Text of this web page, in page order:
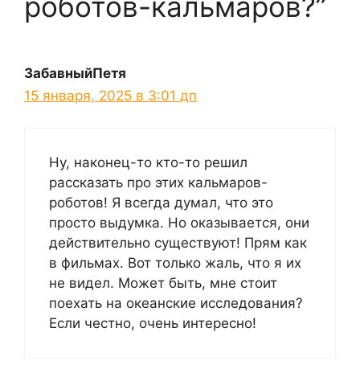
ЗабавныйПетя
15 января, 2025 в 3:01 дп
Ну, наконец-то кто-то решил
рассказать про этих кальмаров-
роботов! Я всегда думал, что это
просто выдумка. Но оказывается, они
действительно существуют! Прям как
в фильмах. Вот только жаль, что я их
не видел. Может быть, мне стоит
поехать на океанские исследования?
Если честно, очень интересно!